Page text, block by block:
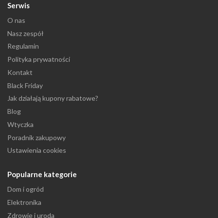
Serwis
O nas
Nasz zespół
Regulamin
Polityka prywatności
Kontakt
Black Friday
Jak działają kupony rabatowe?
Blog
Wtyczka
Poradnik zakupowy
Ustawienia cookies
Popularne kategorie
Dom i ogród
Elektronika
Zdrowie i uroda